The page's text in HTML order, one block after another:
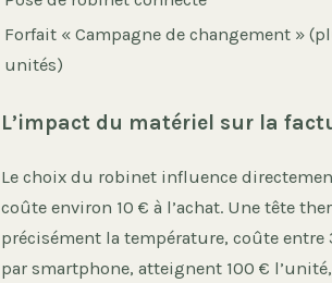
Forfait « Campagne de changement »
unités)
L’impact du matériel sur la
Le choix du robinet influence
coûte environ 10 € à l’achat. Une tête
précisément la température, coûte
par smartphone, atteignent 100 €